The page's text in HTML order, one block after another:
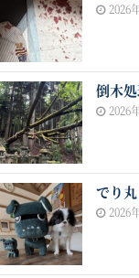
2026
倒木
2026
でり
2026